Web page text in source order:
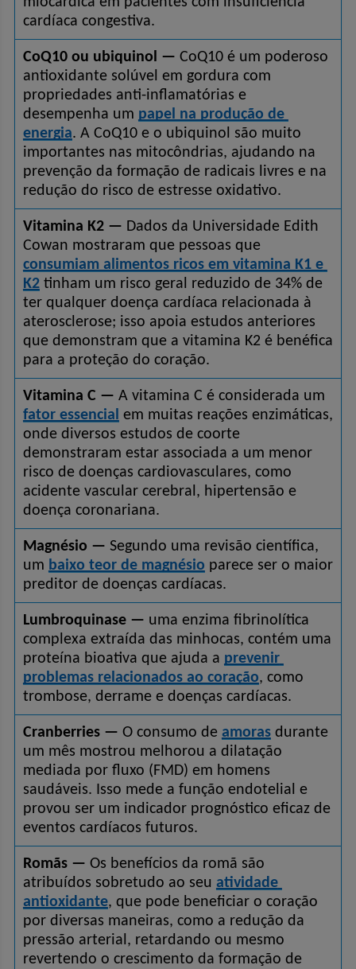
cardíaca congestiva.
CoQ10 ou ubiquinol — CoQ10 é um poderoso
antioxidante solúvel em gordura com
propriedades anti-inflamatórias e
desempenha um papel na produção de
energia. A CoQ10 e o ubiquinol são muito
importantes nas mitocôndrias, ajudando na
prevenção da formação de radicais livres e na
redução do risco de estresse oxidativo.
Vitamina K2 — Dados da Universidade Edith
Cowan mostraram que pessoas que
consumiam alimentos ricos em vitamina K1 e
K2 tinham um risco geral reduzido de 34% de
ter qualquer doença cardíaca relacionada à
aterosclerose; isso apoia estudos anteriores
que demonstram que a vitamina K2 é benéfica
para a proteção do coração.
Vitamina C —
fator essencial em muitas reações enzimáticas,
onde diversos estudos de coorte
demonstraram estar associada a um menor
risco de doenças cardiovasculares, como
acidente vascular cerebral, hipertensão e
doença coronariana.
Magnésio — Segundo uma revisão científica,
um baixo teor de magnésio parece ser o maior
preditor de doenças cardíacas.
Lumbroquinase — uma enzima fibrinolítica
complexa extraída das minhocas, contém uma
proteína bioativa que ajuda a prevenir
problemas relacionados ao coração, como
trombose, derrame e doenças cardíacas.
Cranberries — O consumo de amoras durante
um mês mostrou melhorou a dilatação
mediada por fluxo (FMD) em homens
saudáveis. Isso mede a função endotelial e
provou ser um indicador prognóstico eficaz de
eventos cardíacos futuros.
Romãs — Os benefícios da romã são
atribuídos sobretudo ao seu atividade
antioxidante, que pode beneficiar o coração
por diversas maneiras, como a redução da
pressão arterial, retardando ou mesmo
revertendo o crescimento da formação de